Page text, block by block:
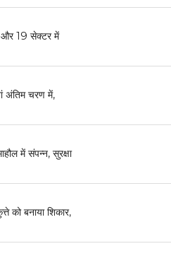
और 19 सेक्टर में
अंतिम चरण में,
में संपन्न, सुरक्षा
को बनाया शिकार,